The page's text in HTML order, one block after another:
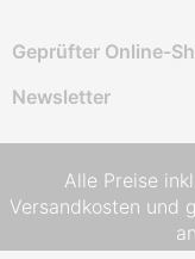
Geprüfter Online-
Newsletter
Alle Preise
Versandkosten und